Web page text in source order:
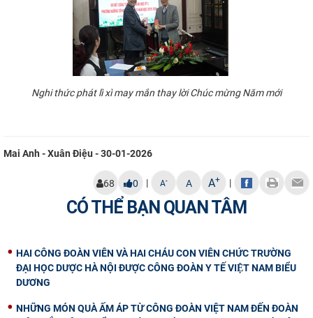
Nghi thức phát lì xì may mắn thay lời Chúc mừng Năm mới
Mai Anh - Xuân Điệu - 30-01-2026
68 0 | A- A A+ |
CÓ THỂ BẠN QUAN TÂM
HAI CÔNG ĐOÀN VIÊN VÀ HAI CHÁU CON VIÊN CHỨC TRƯỜNG
ĐẠI HỌC DƯỢC HÀ NỘI ĐƯỢC CÔNG ĐOÀN Y TẾ VIỆT NAM BIỂU
DƯƠNG
NHỮNG MÓN QUÀ ẤM ÁP TỪ CÔNG ĐOÀN VIỆT NAM ĐẾN ĐOÀN